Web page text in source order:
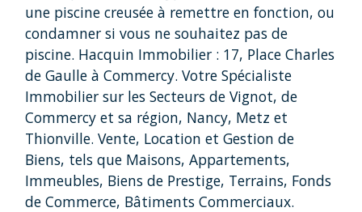
une piscine creusée à remettre en fonction, ou
condamner si vous ne souhaitez pas de
piscine. Hacquin Immobilier : 17, Place Charles
de Gaulle à Commercy. Votre Spécialiste
Immobilier sur les Secteurs de Vignot, de
Commercy et sa région, Nancy, Metz et
Thionville. Vente, Location et Gestion de
Biens, tels que Maisons, Appartements,
Immeubles, Biens de Prestige, Terrains, Fonds
de Commerce, Bâtiments Commerciaux.